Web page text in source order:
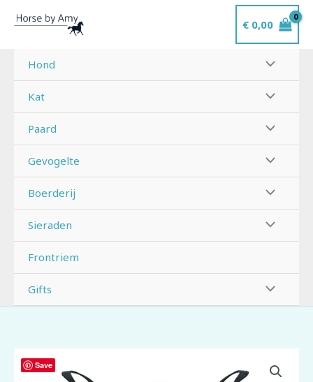
naar
inhoud
€0,00
Hond
Kat
Paard
Gevogelte
Boerderij
Sieraden
Frontriem
Gifts
Save
Emmer
V-